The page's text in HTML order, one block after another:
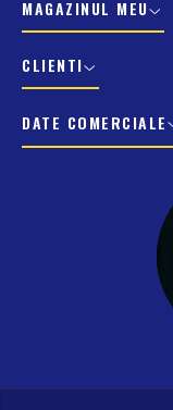
MAGAZINUL MEU
CLIENTI
DATE COMERCIALE